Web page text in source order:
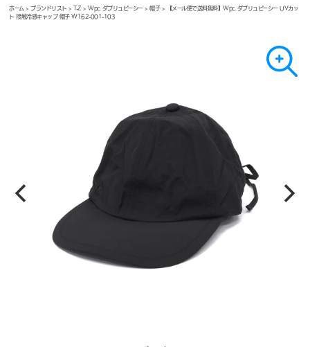
ホーム >ブランドリスト > T-Z >Wpc. ダブリュピーシー>帽子> 【メール便で送料無料】Wpc. ダブリュピーシー UVカッ
ト 接触冷感キャップ 帽子 W162-001-103